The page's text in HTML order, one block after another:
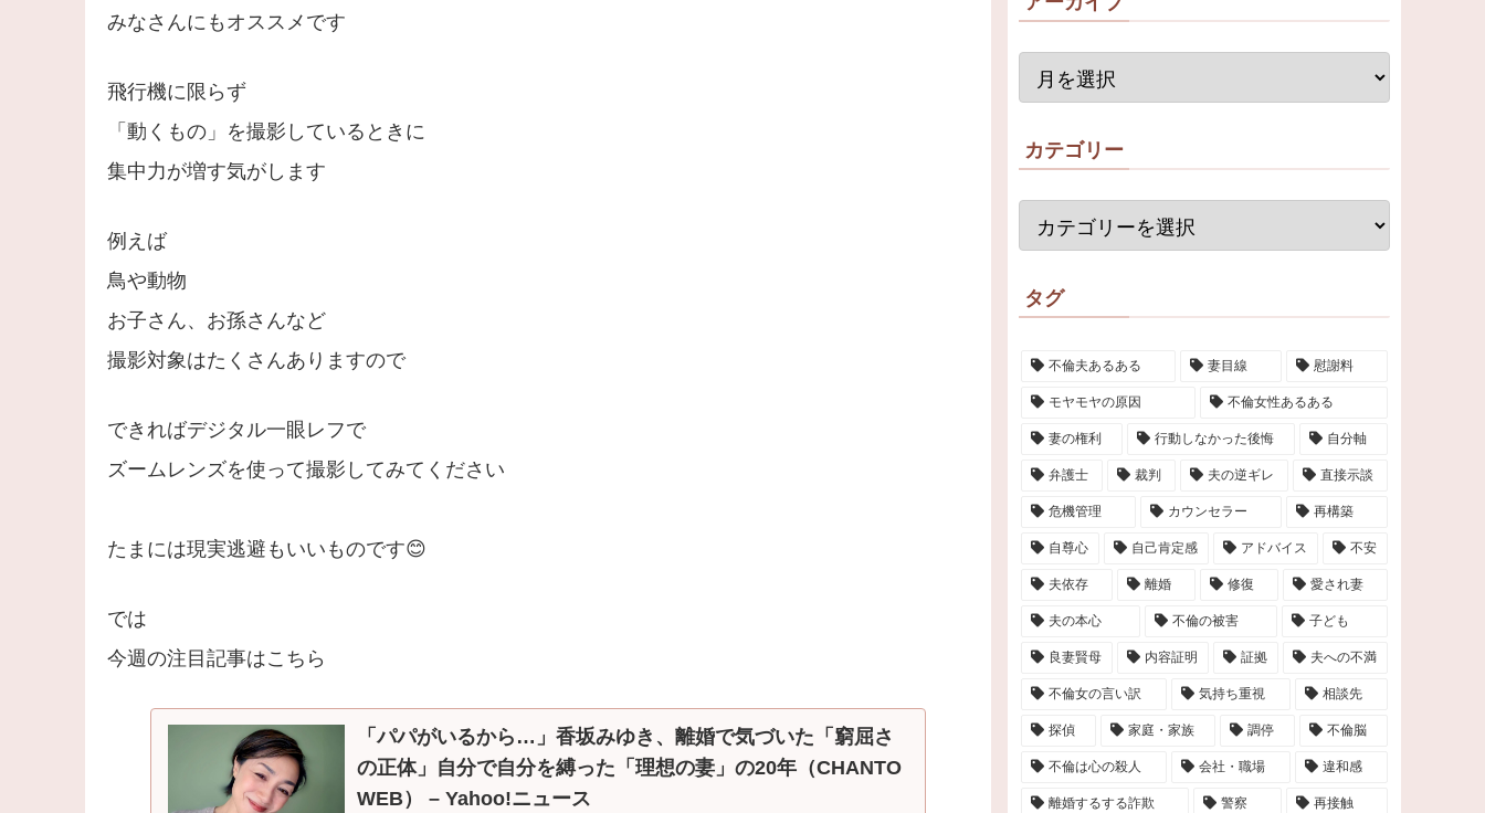
みなさんにもオススメです
飛行機に限らず
「動くもの」を撮影しているときに
集中力が増す気がします
例えば
鳥や動物
お子さん、お孫さんなど
撮影対象はたくさんありますので
できればデジタル一眼レフで
ズームレンズを使って撮影してみてください
たまには現実逃避もいいものです😊
では
今週の注目記事はこちら
「パパがいるから…」香坂みゆき、離婚で気づいた「窮屈さ
の正体」自分で自分を縛った「理想の妻」の20年（CHANTO
WEB） – Yahoo!ニュース
カテゴリー
タグ
不倫夫あるある 妻目線 慰謝料
モヤモヤの原因 不倫女性あるある
妻の権利 行動しなかった後悔 自分軸
弁護士 裁判 夫の逆ギレ 直接示談
危機管理 カウンセラー 再構築
自尊心 自己肯定感 アドバイス 不安
夫依存 離婚 修復 愛され妻
夫の本心 不倫の被害 子ども
良妻賢母 内容証明 証拠 夫への不満
不倫女の言い訳 気持ち重視 相談先
探偵 家庭・家族 調停 不倫脳
不倫は心の殺人 会社・職場 違和感
離婚するする詐欺 警察 再接触